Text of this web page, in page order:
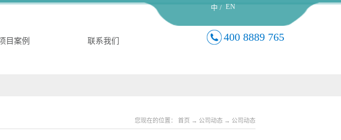
400 8889 765
中 / EN
目案例 联系我们
您现在的位置： 首页 → 公司动态 → 公司动态